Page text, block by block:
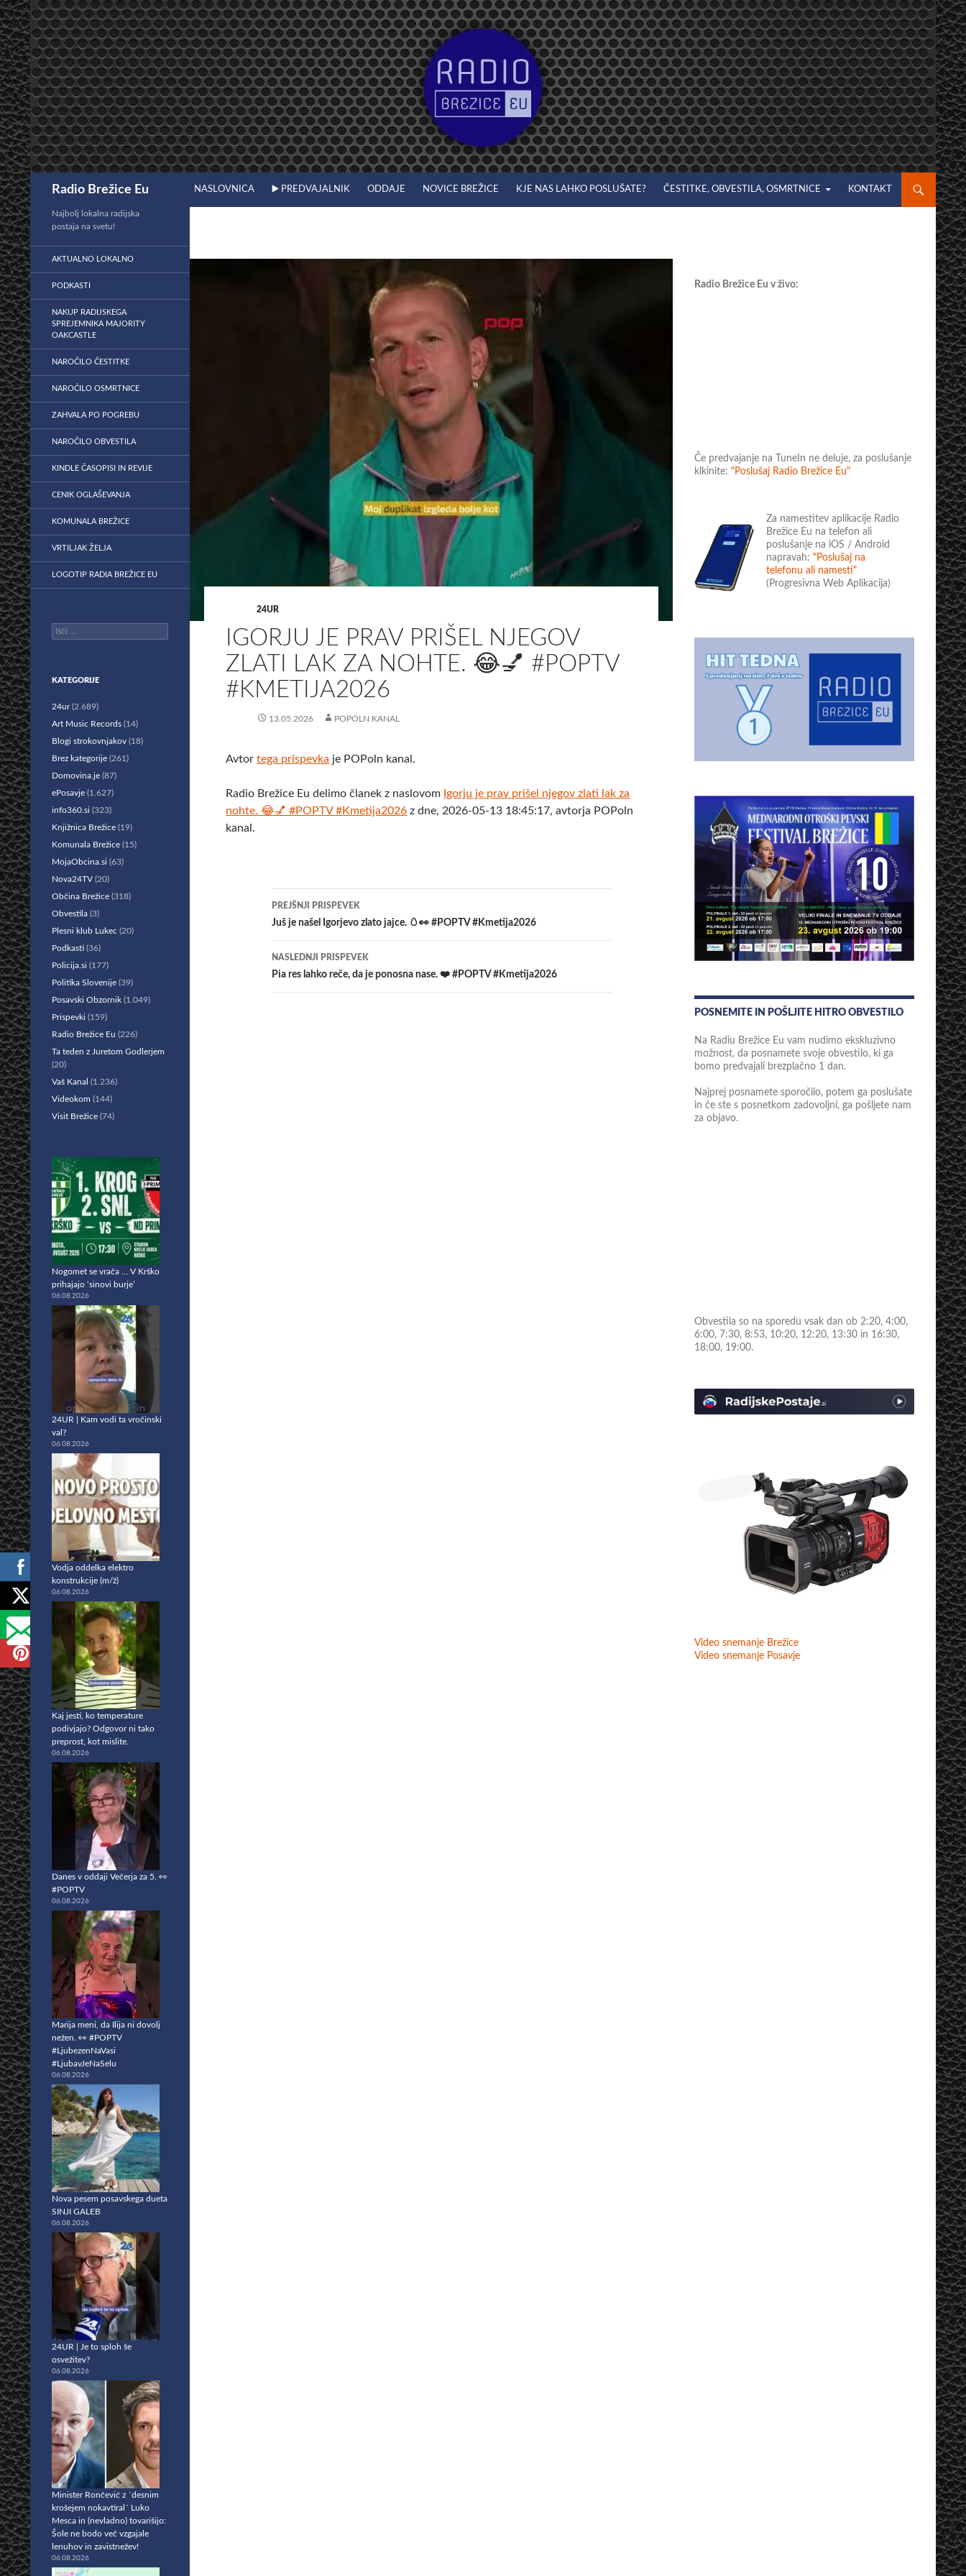
Preskoči
na
vsebino
Radio Brežice Eu NASLOVNICA ▶️ PREDVAJALNIK ODDAJE NOVICE BREŽICE KJE NAS LAHKO POSLUŠATE? ČESTITKE, OBVESTILA, OSMRTNICE KONTAKT
24UR
IGORJU JE PRAV PRIŠEL NJEGOV
ZLATI LAK ZA NOHTE. 😂💅 #POPTV
#KMETIJA2026
13.05.2026 POPOLN KANAL
Avtortega prispevka je POPoln kanal.
Radio Brežice Eu delimo članek z naslovom Igorju je prav prišel njegov zlati lak za
nohte. 😂💅 #POPTV #Kmetija2026 z dne, 2026-05-13 18:45:17, avtorja POPoln
kanal.
Krmarjenje
po
prispevkih
PREJŠNJI PRISPEVEK
Juš je našel Igorjevo zlato jajce. 🥚👀 #POPTV #Kmetija2026
NASLEDNJI PRISPEVEK
Pia res lahko reče, da je ponosna nase. ❤️ #POPTV #Kmetija2026
Radio Brežice Eu v živo:
Če predvajanje na TuneIn ne deluje, za poslušanje
klkinite: "Poslušaj Radio Brežice Eu"
Za namestitev aplikacije Radio
Brežice Eu na telefon ali
poslušanje na iOS / Android
napravah: "Poslušaj na
telefonu ali namesti"
(Progresivna Web Aplikacija)
POSNEMITE IN POŠLJITE HITRO OBVESTILO
Na Radiu Brežice Eu vam nudimo ekskluzivno
možnost, da posnamete svoje obvestilo, ki ga
bomo predvajali brezplačno 1 dan.
Najprej posnamete sporočilo, potem ga poslušate
in če ste s posnetkom zadovoljni, ga pošljete nam
za objavo.
Obvestila so na sporedu vsak dan ob 2:20, 4:00,
6:00, 7:30, 8:53, 10:20, 12:20, 13:30 in 16:30,
18:00, 19:00.
Video snemanje Brežice
Video snemanje Posavje
Najbolj lokalna radijska
postaja na svetu!
AKTUALNO LOKALNO
PODKASTI
NAKUP RADIJSKEGA
SPREJEMNIKA MAJORITY
OAKCASTLE
NAROČILO ČESTITKE
NAROČILO OSMRTNICE
ZAHVALA PO POGREBU
NAROČILO OBVESTILA
KINDLE ČASOPISI IN REVIJE
CENIK OGLAŠEVANJA
KOMUNALA BREŽICE
VRTILJAK ŽELJA
LOGOTIP RADIA BREŽICE EU
Išči:
KATEGORIJE
24ur(2.689)
Art Music Records (14)
Blogi strokovnjakov (18)
Brez kategorije (261)
Domovina.je (87)
ePosavje (1.627)
info360.si (323)
Knjižnica Brežice (19)
Komunala Brežice (15)
MojaObcina.si (63)
Nova24TV (20)
Občina Brežice (318)
Obvestila (3)
Plesni klub Lukec (20)
Podkasti (36)
Policija.si (177)
Politika Slovenije (39)
Posavski Obzornik (1.049)
Prispevki (159)
Radio Brežice Eu (226)
Ta teden z Juretom Godlerjem
(20)
Vaš Kanal (1.236)
Videokom (144)
Visit Brežice (74)
Nogomet se vrača … V Krško
prihajajo ‘sinovi burje’
06.08.2026
24UR | Kam vodi ta vročinski
val?
06.08.2026
Vodja oddelka elektro
konstrukcije (m/ž)
06.08.2026
Kaj jesti, ko temperature
podivjajo? Odgovor ni tako
preprost, kot mislite.
06.08.2026
Danes v oddaji Večerja za 5. 👀
#POPTV
06.08.2026
Marija meni, da Ilija ni dovolj
nežen. 👀 #POPTV
#LjubezenNaVasi
#LjubavJeNaSelu
06.08.2026
Nova pesem posavskega dueta
SINJI GALEB
06.08.2026
24UR | Je to sploh še
osvežitev?
06.08.2026
Minister Rončević z ´desnim
krošejem nokavtiral´ Luko
Mesca in (nevladno) tovarišijo:
Šole ne bodo več vzgajale
lenuhov in zavistnežev!
06.08.2026